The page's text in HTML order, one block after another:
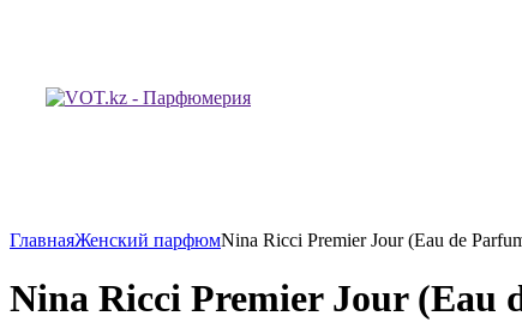
ГлавнаяЖенский парфюмNina Ricci Premier Jour (Eau de
Nina Ricci Premier Jour (Eau